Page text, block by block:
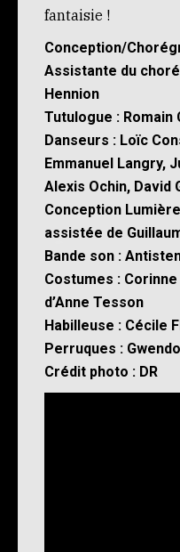
fantaisie !
Conception/
Assistante du
Hennion
Tutulogue : Romain
Danseurs : Loïc
Emmanuel Langry,
Alexis Ochin, David
Conception
assistée de
Bande son :
Costumes :
d’Anne Tesson
Habilleuse : Cécile
Perruques :
Crédit photo : DR